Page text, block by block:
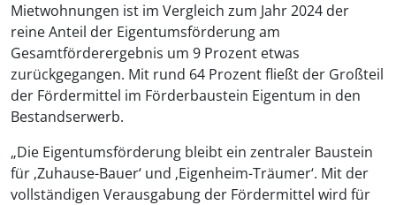
Mietwohnungen ist im Vergleich zum Jahr 2024 der
reine Anteil der Eigentumsförderung am
Gesamtförderergebnis um 9 Prozent etwas
zurückgegangen. Mit rund 64 Prozent fließt der Großteil
der Fördermittel im Förderbaustein Eigentum in den
Bestandserwerb.
„Die Eigentumsförderung bleibt ein zentraler Baustein
für ‚Zuhause-Bauer‘ und ‚Eigenheim-Träumer‘. Mit der
vollständigen Verausgabung der Fördermittel wird für